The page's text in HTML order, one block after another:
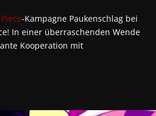
-Kampagne Paukenschlag bei
In einer überraschenden Wende
Kooperation mit